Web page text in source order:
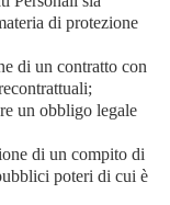
di protezione
di un contratto con
un obbligo legale
di un compito di
poteri di cui è